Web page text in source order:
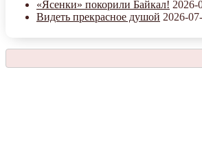
«Ясенки» покорили Байкал! 2026-
Видеть прекрасное душой 2026-